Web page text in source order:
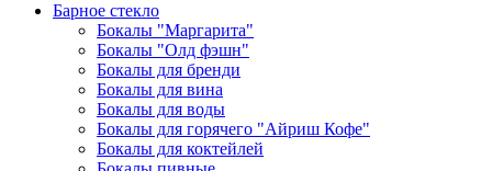
Барное стекло
Бокалы "Маргарита"
Бокалы "Олд фэшн"
Бокалы для бренди
Бокалы для вина
Бокалы для воды
Бокалы для горячего "Айриш Кофе"
Бокалы для коктейлей